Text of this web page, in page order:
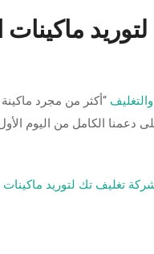
ماكينات
“أكثر من مجرد
الكامل من اليوم الأول.
تغليف تك لتوريد ماكينات